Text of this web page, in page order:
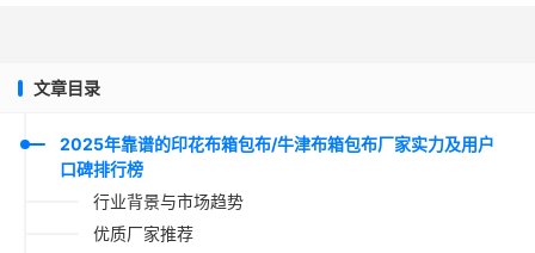
文章目录
2025年靠谱的印花布箱包布/牛津布箱包布厂家实力及用户
口碑排行榜
行业背景与市场趋势
优质厂家推荐